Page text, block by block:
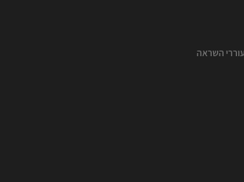
השראה